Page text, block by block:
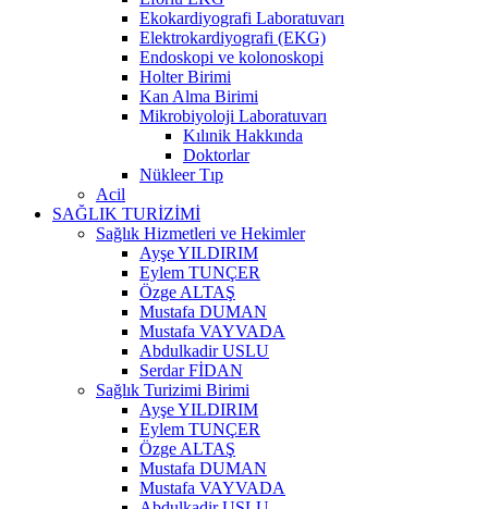
Ekokardiyografi Laboratuvarı
Elektrokardiyografi (EKG)
Endoskopi ve kolonoskopi
Holter Birimi
Kan Alma Birimi
Mikrobiyoloji Laboratuvarı
Kılınik Hakkında
Doktorlar
Nükleer Tıp
Acil
SAĞLIK TURİZİMİ
Sağlık Hizmetleri ve Hekimler
Ayşe YILDIRIM
Eylem TUNÇER
Özge ALTAŞ
Mustafa DUMAN
Mustafa VAYVADA
Abdulkadir USLU
Serdar FİDAN
Sağlık Turizimi Birimi
Ayşe YILDIRIM
Eylem TUNÇER
Özge ALTAŞ
Mustafa DUMAN
Mustafa VAYVADA